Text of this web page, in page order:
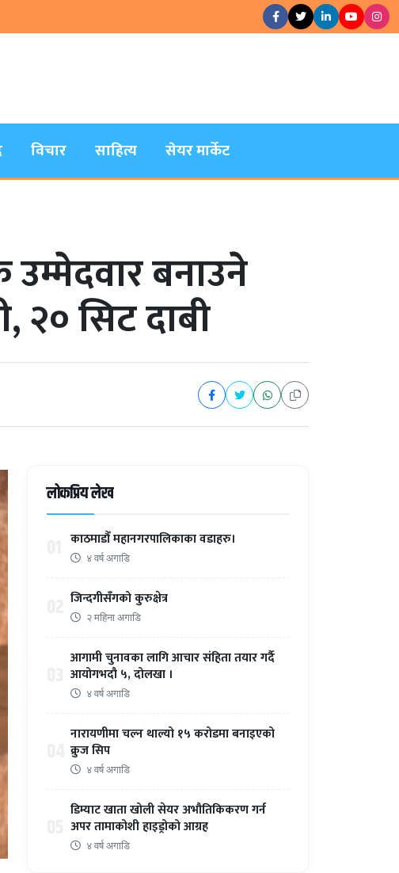
विचार साहित्य सेयर मार्केट
उम्मेदवार बनाउने
२० सिट दाबी
लोकप्रिय लेख
काठमाडौँ महानगरपालिकाका वडाहरु।
४ वर्ष अगाडि
जिन्दगीसँगको कुरुक्षेत्र
२ महिना अगाडि
आगामी चुनावका लागि आचार संहिता तयार गर्दै
आयोगभदौ ५, दोलखा ।
४ वर्ष अगाडि
नारायणीमा चल्न थाल्यो १५ करोडमा बनाइएको
क्रुज सिप
४ वर्ष अगाडि
डिम्याट खाता खोली सेयर अभौतिकिकरण गर्न
अपर तामाकोशी हाइड्रोको आग्रह
४ वर्ष अगाडि